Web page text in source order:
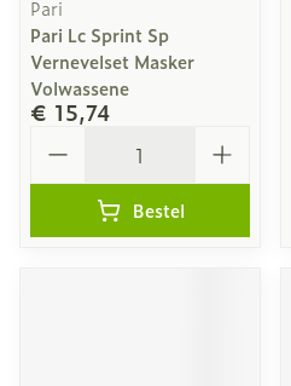
Pari
Pari Lc Sprint Sp
Vernevelset Masker
Volwassene
€ 15,74
Bestel